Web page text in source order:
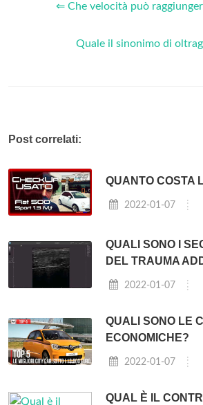
⇐ Che velocità può
Quale il sinonimo di
Post correlati:
QUANTO COSTA
2022-01-07
QUALI SONO I
DEL TRAUMA
2022-01-07
QUALI SONO LE
ECONOMICHE?
2022-01-07
QUAL È IL